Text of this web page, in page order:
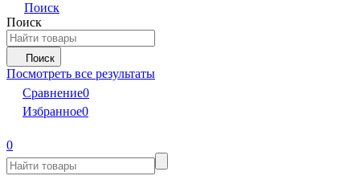
Поиск
Поиск
Поиск
Посмотреть все результаты
Сравнение0
Избранное0
0